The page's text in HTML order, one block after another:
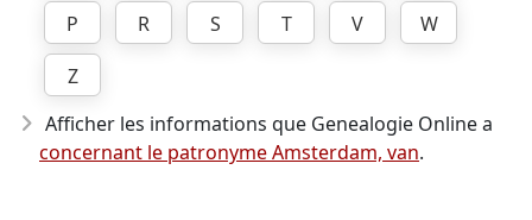
P
R S T V
W
Z
Afficher les informations que Genealogie Online a
concernant le patronyme Amsterdam, van.